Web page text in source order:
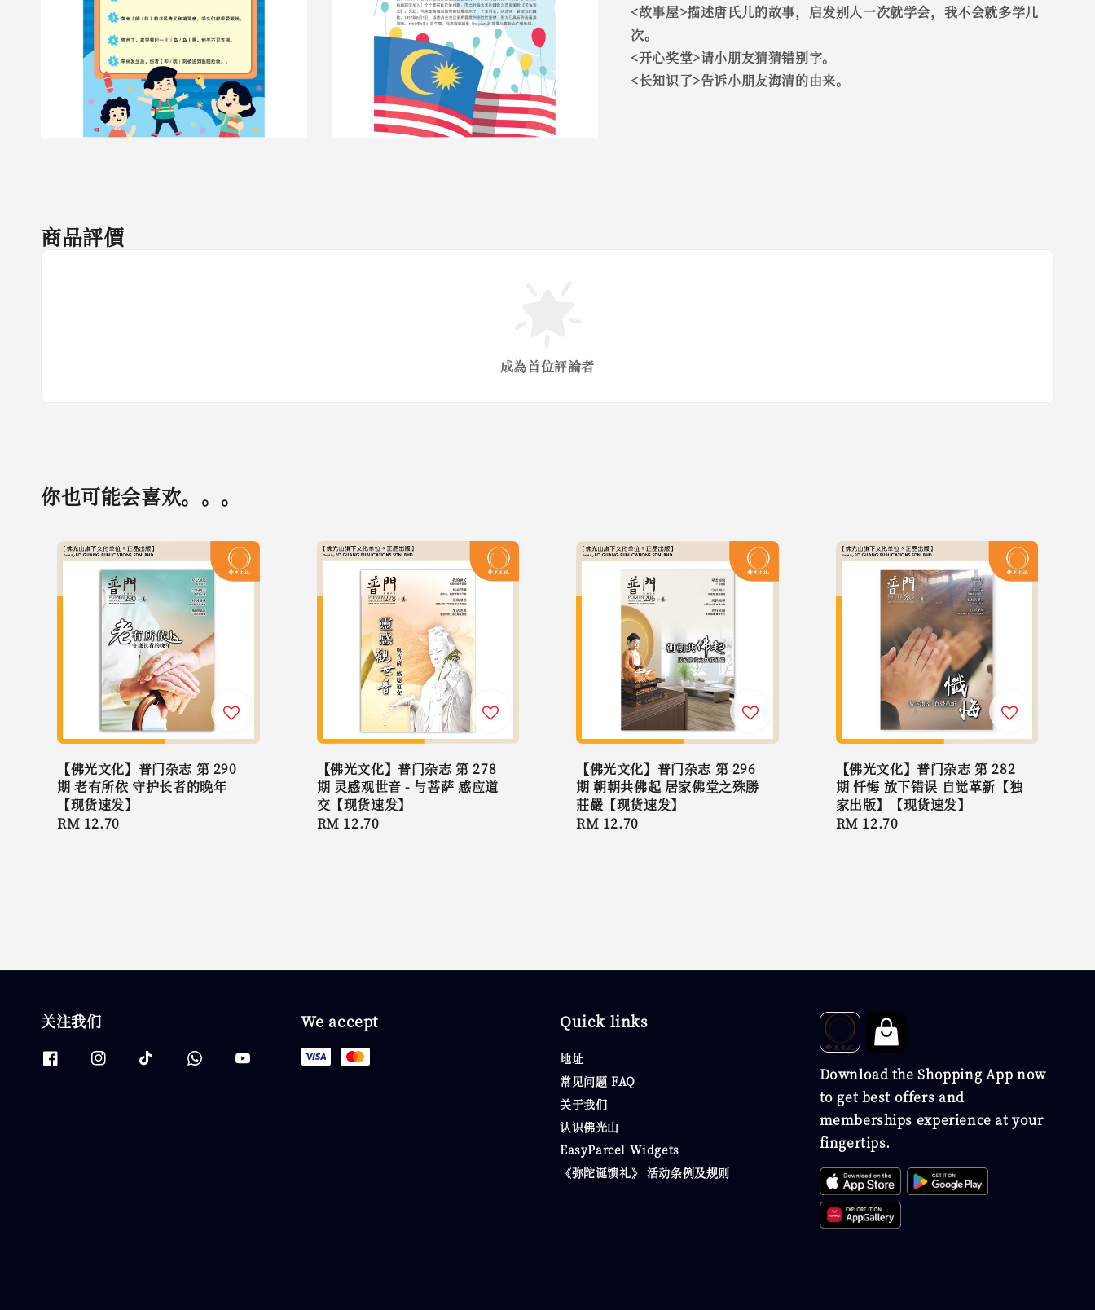
<故事屋>描述唐氏儿的故事，启发别人一次就学会，我不会就多学几
次。
<开心奖堂>请小朋友猜猜错别字。
<长知识了>告诉小朋友海清的由来。
商品評價
成為首位評論者
你也可能会喜欢。。。
【佛光文化】普门杂志 第 290
期 老有所依 守护长者的晚年
【现货速发】
Regular
RM 12.70
【佛光文化】普门杂志 第 278
期 灵感观世音 - 与菩萨 感应道
交【现货速发】
Regular
RM 12.70
【佛光文化】普门杂志 第 296
期 朝朝共佛起 居家佛堂之殊勝
莊嚴【现货速发】
Regular
RM 12.70
【佛光文化】普门杂志 第 282
期 忏悔 放下错误 自觉革新【独
家出版】【现货速发】
Regular
RM 12.70
关注我们 We accept Quick links
地址
常见问题 FAQ
关于我们
认识佛光山
EasyParcel Widgets
《弥陀诞馈礼》 活动条例及规则
Download the Shopping App now
to get best offers and
memberships experience at your
fingertips.